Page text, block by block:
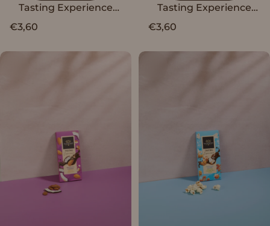
Tasting Experience
Double Cheesecake
€3,60
Tasting Experience
Double Tiramisù
€3,60